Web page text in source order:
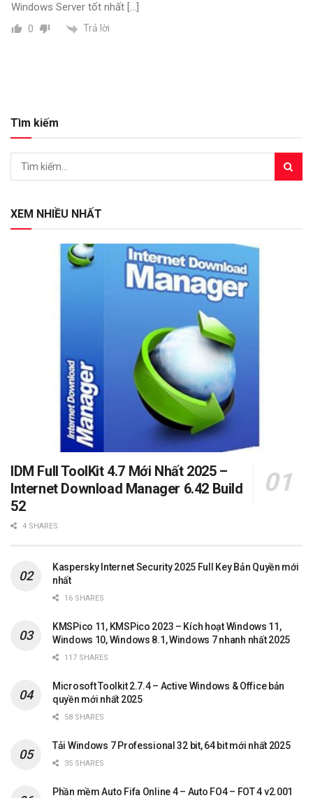
Windows Server tốt nhất […]
0 Trả lời
Tìm kiếm
XEM NHIỀU NHẤT
IDM Full ToolKit 4.7 Mới Nhất 2025 –
Internet Download Manager 6.42 Build
52
4 SHARES
Kaspersky Internet Security 2025 Full Key Bản Quyền mới
nhất
16 SHARES
KMSPico 11, KMSPico 2023 – Kích hoạt Windows 11,
Windows 10, Windows 8.1, Windows 7 nhanh nhất 2025
117 SHARES
Microsoft Toolkit 2.7.4 – Active Windows & Office bản
quyền mới nhất 2025
58 SHARES
Tải Windows 7 Professional 32 bit, 64 bit mới nhất 2025
35 SHARES
Phần mềm Auto Fifa Online 4 – Auto FO4 – FOT 4 v2.001